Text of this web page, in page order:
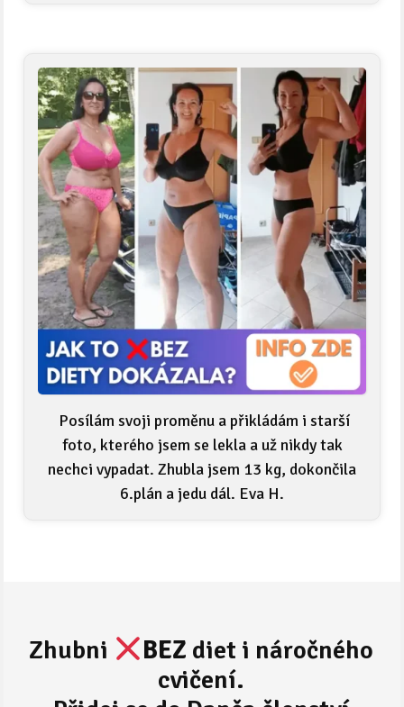
Posílám svoji proměnu a přikládám i starší
foto, kterého jsem se lekla a už nikdy tak
nechci vypadat. Zhubla jsem 13 kg, dokončila
6.plán a jedu dál. Eva H.
Zhubni BEZ diet i náročného
cvičení.